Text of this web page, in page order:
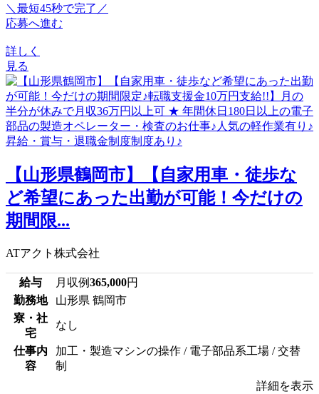
＼最短45秒で完了／
応募へ進む
詳しく
見る
【山形県鶴岡市】【自家用車・徒歩な
ど希望にあった出勤が可能！今だけの
期間限...
ATアクト株式会社
給与 月収例365,000円
勤務地
山形県 鶴岡市
寮・社
宅
なし
仕事内
容
加工・製造マシンの操作 / 電子部品系工場 / 交替
制
詳細を表示